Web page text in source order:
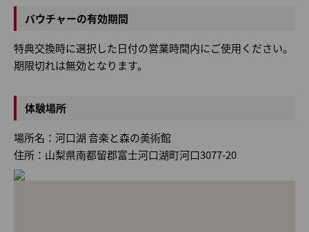
バウチャーの有効期間
特典交換時に選択した日付の営業時間内にご使用ください。
期限切れは無効となります。
体験場所
場所名：河口湖 音楽と森の美術館
住所：山梨県南都留郡富士河口湖町河口3077-20